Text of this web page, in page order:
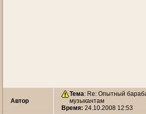
Автор
Тема: Re: Опытный
музыкантам
Время: 24.10.2008 12:53